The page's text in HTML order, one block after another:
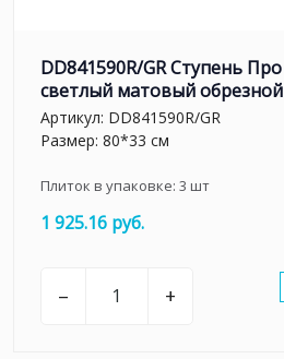
DD841590R/GR Ступень
светлый матовый обрезной
Артикул: DD841590R/GR
Размер: 80*33 см
Плиток в упаковке: 3 шт
1 925.16 руб.
– +